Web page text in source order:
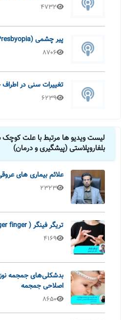
4732
پیر چشمی (Presbyopia) و علت و راه های درمان آن
8706
تغییرات سنی در
6239
لیست ویدیو ها مرتبط با علت
بلفاروپلاستی (پیشگیری و درمان)
علائم بیماری های
2323
تریگر فینگر ( trigger finger ) یا انگشت ماشه‌ای
4169
بدشکلی‌های جمجمه
اصلاحی جمجمه
8650